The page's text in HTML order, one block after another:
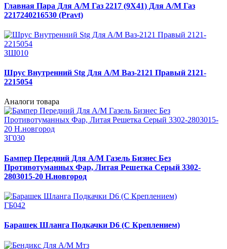
Главная Пара Для А/М Газ 2217 (9Х41) Для А/М Газ
2217240216530 (Pravt)
ЗШ010
Шрус Внутренний Stg Для А/М Ваз-2121 Правый 2121-
2215054
Аналоги товара
ЗГ030
Бампер Передний Для А/М Газель Бизнес Без
Противотуманных Фар, Литая Решетка Серый 3302-
2803015-20 Н.новгород
ГБ042
Барашек Шланга Подкачки D6 (С Креплением)